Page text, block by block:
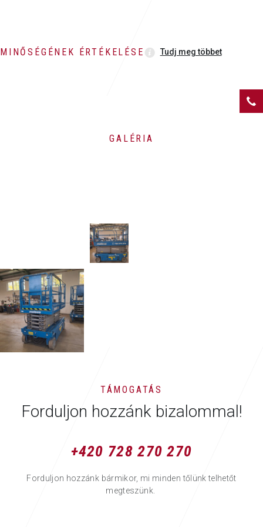
MINŐSÉGÉNEK ÉRTÉKELÉSE Tudj meg többet
GALÉRIA
TÁMOGATÁS
Forduljon hozzánk bizalommal!
+420 728 270 270
Forduljon hozzánk bármikor, mi minden tőlünk telhetőt
megteszünk.